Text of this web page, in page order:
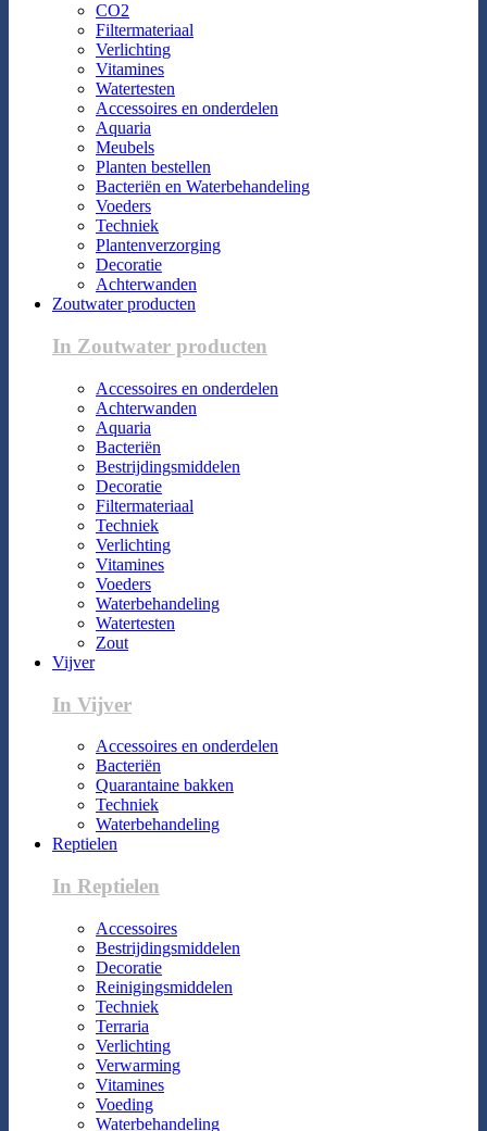
CO2
Filtermateriaal
Verlichting
Vitamines
Watertesten
Accessoires en onderdelen
Aquaria
Meubels
Planten bestellen
Bacteriën en Waterbehandeling
Voeders
Techniek
Plantenverzorging
Decoratie
Achterwanden
Zoutwater producten
In Zoutwater producten
Accessoires en onderdelen
Achterwanden
Aquaria
Bacteriën
Bestrijdingsmiddelen
Decoratie
Filtermateriaal
Techniek
Verlichting
Vitamines
Voeders
Waterbehandeling
Watertesten
Zout
Vijver
In Vijver
Accessoires en onderdelen
Bacteriën
Quarantaine bakken
Techniek
Waterbehandeling
Reptielen
In Reptielen
Accessoires
Bestrijdingsmiddelen
Decoratie
Reinigingsmiddelen
Techniek
Terraria
Verlichting
Verwarming
Vitamines
Voeding
Waterbehandeling